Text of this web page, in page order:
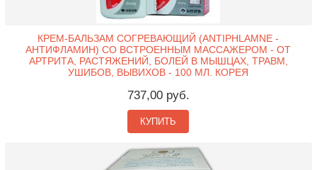
КРЕМ-БАЛЬЗАМ СОГРЕВАЮЩИЙ (ANTIPHLAMNE -
АНТИФЛАМИН) СО ВСТРОЕННЫМ МАССАЖЕРОМ - ОТ
АРТРИТА, РАСТЯЖЕНИЙ, БОЛЕЙ В МЫШЦАХ, ТРАВМ,
УШИБОВ, ВЫВИХОВ - 100 МЛ. КОРЕЯ
737,00 руб.
КУПИТЬ